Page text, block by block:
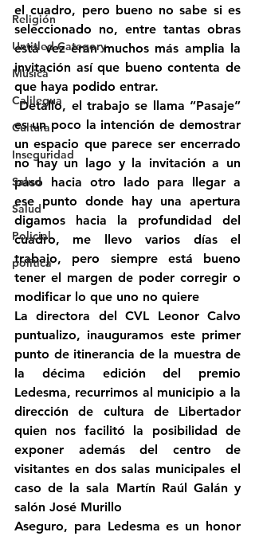
Religión
Untitled Category
Música
Calilegua
Cultura
Inseguridad
Salud
Salud
Policial
politica
el cuadro, pero bueno no sabe si es
seleccionado no, entre tantas obras
esta vez eran muchos más amplia la
invitación así que bueno contenta de
que haya podido entrar.
Detallo, el trabajo se llama “Pasaje”
es un poco la intención de demostrar
un espacio que parece ser encerrado
no hay un lago y la invitación a un
paso hacia otro lado para llegar a
ese punto donde hay una apertura
digamos hacia la profundidad del
cuadro, me llevo varios días el
trabajo, pero siempre está bueno
tener el margen de poder corregir o
modificar lo que uno no quiere
La directora del CVL Leonor Calvo
puntualizo, inauguramos este primer
punto de itinerancia de la muestra de
la décima edición del premio
Ledesma, recurrimos al municipio a la
dirección de cultura de Libertador
quien nos facilitó la posibilidad de
exponer además del centro de
visitantes en dos salas municipales el
caso de la sala Martín Raúl Galán y
salón José Murillo
Aseguro, para Ledesma es un honor